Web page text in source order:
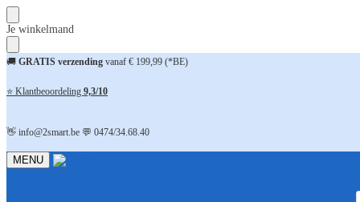
Skip
to
navigation
Skip
to
content
Je winkelmand
🚚 GRATIS verzending vanaf € 199,99 (*BE)
⭐ Klantbeoordeling 9,3/10
👋 info@2smart.be 💬 0474/34.68.40
MENU